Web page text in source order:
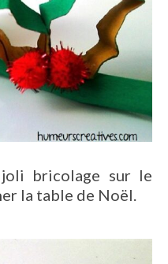
joli bricolage sur le
la table de Noël.